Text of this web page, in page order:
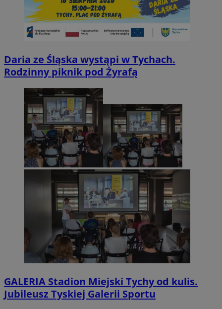
Daria ze Śląska wystąpi w Tychach.
Rodzinny piknik pod Żyrafą
GALERIA Stadion Miejski Tychy od kulis.
Jubileusz Tyskiej Galerii Sportu